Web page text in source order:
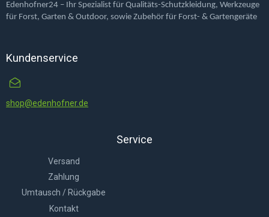
Edenhofner24 – Ihr Spezialist für Qualitäts-Schutzkleidung, Werkzeuge
für Forst, Garten & Outdoor, sowie Zubehör für Forst- & Gartengeräte
Kundenservice
shop@edenhofner.de
Service
Versand
Zahlung
Umtausch / Rückgabe
Kontakt